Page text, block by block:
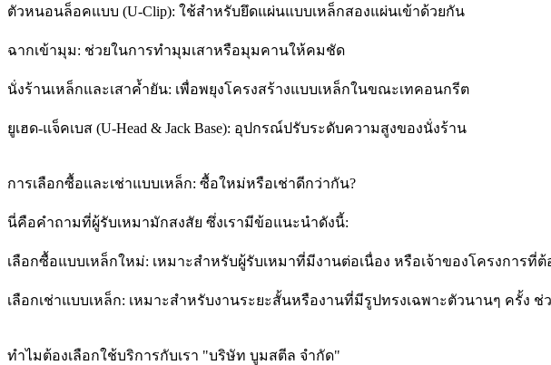
ตัวหนอนล็อคแบบ (U-Clip): ใช้สำหรับยึดแผ่นแบบเหล็กสองแผ่นเข้าด้วยกัน
ฉากเข้ามุม: ช่วยในการทำมุมเสาหรือมุมคานให้คมชัด
นั่งร้านเหล็กและเสาค้ำยัน: เพื่อพยุงโครงสร้างแบบเหล็กในขณะเทคอนกรีต
ยูเฮด-แจ็คเบส (U-Head & Jack Base): อุปกรณ์ปรับระดับความสูงของนั่งร้าน
การเลือกซื้อและเช่าแบบเหล็ก: ซื้อใหม่หรือเช่าดีกว่ากัน?
นี่คือคำถามที่ผู้รับเหมามักสงสัย ซึ่งเรามีข้อแนะนำดังนี้:
เลือกซื้อแบบเหล็กใหม่: เหมาะสำหรับผู้รับเหมาที่มีงานต่อเนื่อง หรือเจ้าของโครงกา
เลือกเช่าแบบเหล็ก: เหมาะสำหรับงานระยะสั้นหรืองานที่มีรูปทรงเฉพาะตัวนานๆ ครั้ง
ทำไมต้องเลือกใช้บริการกับเรา "บริษัท บูมสตีล จำกัด"